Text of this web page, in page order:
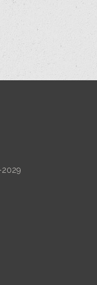
2029